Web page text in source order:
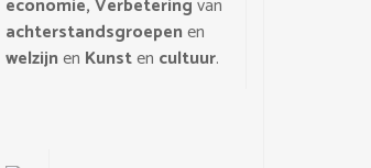
economie,Verbeteringvan
achterstandsgroepenen
welzijnen Kunsten cultuur.